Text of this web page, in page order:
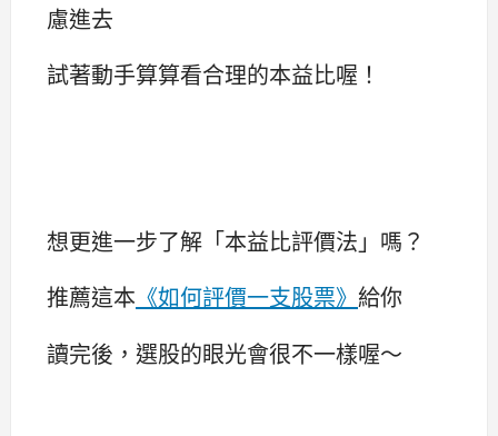
慮進去
試著動手算算看合理的本益比喔！
想更進一步了解「本益比評價法」嗎？
推薦這本 《如何評價一支股票》 給你
讀完後，選股的眼光會很不一樣喔～